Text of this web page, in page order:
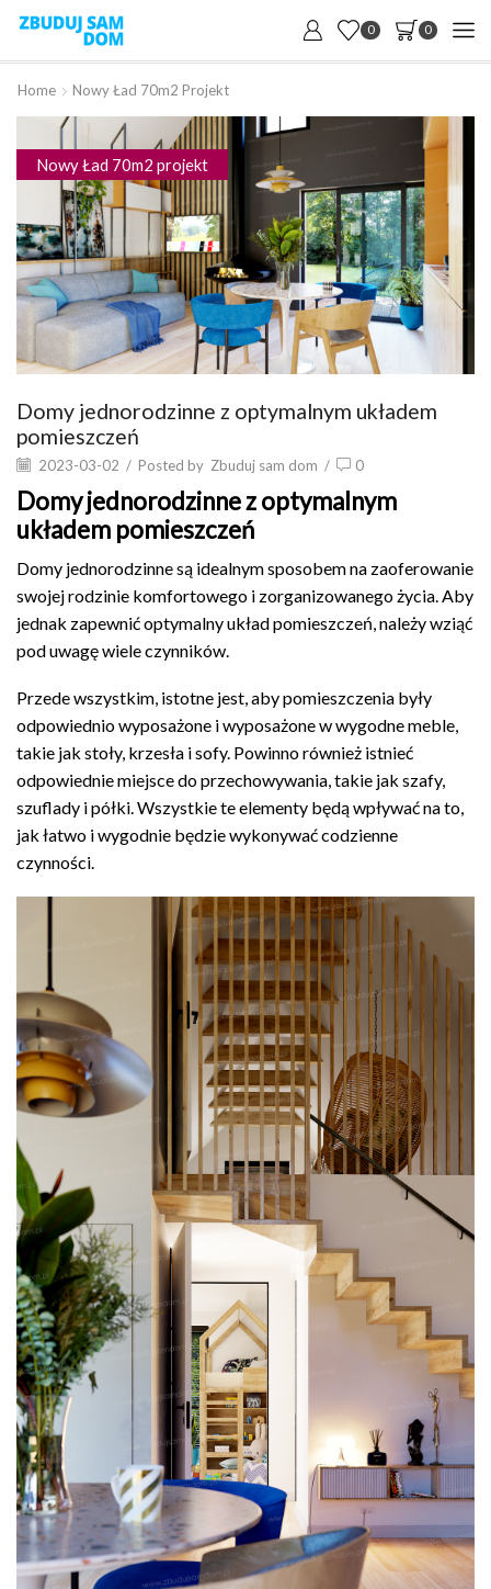
0 0
Home Nowy Ład 70m2 Projekt
Nowy Ład 70m2 projekt
Domy jednorodzinne z optymalnym układem
pomieszczeń
2023-03-02 / Posted by Zbuduj sam dom / 0
Domy jednorodzinne z optymalnym
układem pomieszczeń
Domy jednorodzinne są idealnym sposobem na zaoferowanie
swojej rodzinie komfortowego i zorganizowanego życia. Aby
jednak zapewnić optymalny układ pomieszczeń, należy wziąć
pod uwagę wiele czynników.
Przede wszystkim, istotne jest, aby pomieszczenia były
odpowiednio wyposażone i wyposażone w wygodne meble,
takie jak stoły, krzesła i sofy. Powinno również istnieć
odpowiednie miejsce do przechowywania, takie jak szafy,
szuflady i półki. Wszystkie te elementy będą wpływać na to,
jak łatwo i wygodnie będzie wykonywać codzienne
czynności.